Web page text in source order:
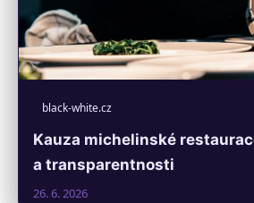
black-white.cz
Kauza michelinské
a transparentnosti
26. 6. 2026